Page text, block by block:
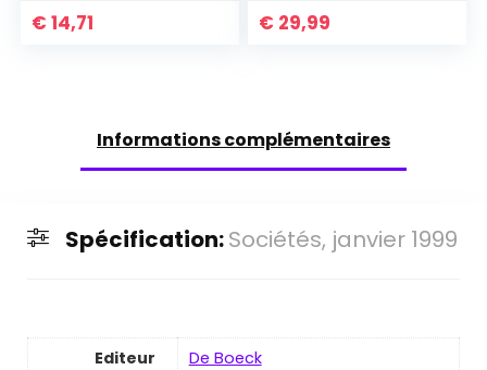
€ 14,71 € 29,99
Informations complémentaires
Spécification:Sociétés, janvier 1999
Editeur
De Boeck